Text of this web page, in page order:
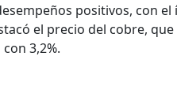
positivos, con el
el precio del cobre,
3,2%.